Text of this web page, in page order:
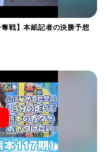
戦】本紙記者の決勝予想